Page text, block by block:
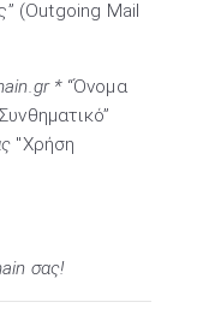
(Outgoing Mail
*“Όνομα
"Χρήση
σας!